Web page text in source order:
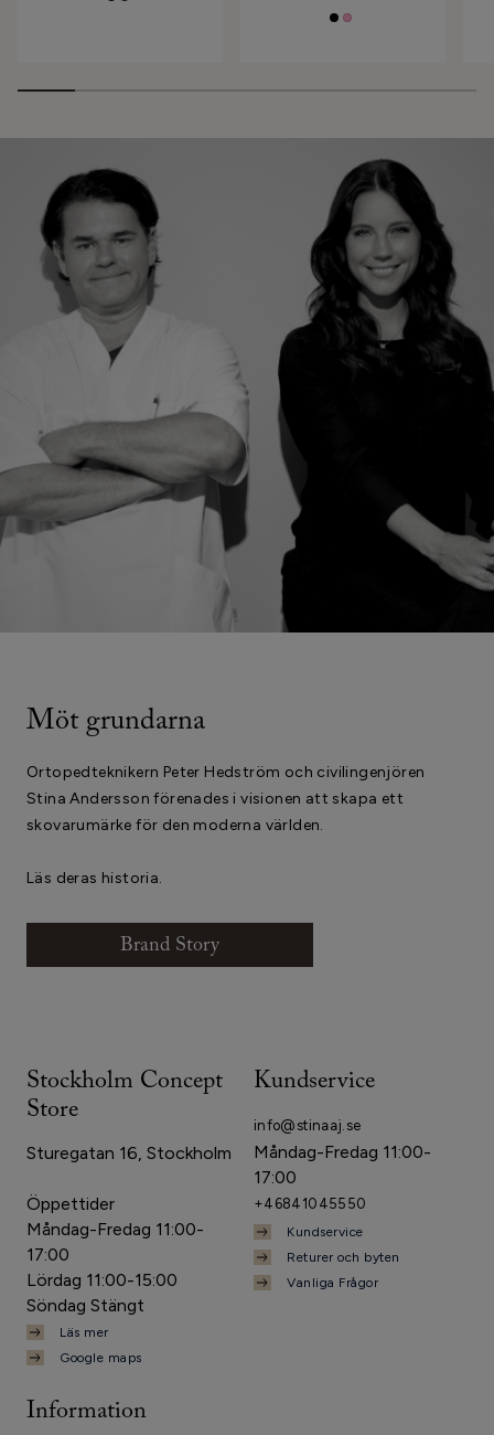
Möt grundarna
Ortopedteknikern Peter Hedström och civilingenjören
Stina Andersson förenades i visionen att skapa ett
skovarumärke för den moderna världen.
Läs deras historia.
Brand Story
Stockholm Concept
Store
Sturegatan 16, Stockholm
Öppettider
Måndag-Fredag 11:00-
17:00
Lördag 11:00-15:00
Söndag Stängt
Läs mer
Google maps
Kundservice
info@stinaaj.se
Måndag-Fredag 11:00-
17:00
+46841045550
Kundservice
Returer och byten
Vanliga Frågor
Information